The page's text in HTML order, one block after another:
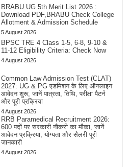
BRABU UG 5th Merit List 2026 :
Download PDF,BRABU Check College
Allotment & Admission Schedule
5 August 2026
BPSC TRE 4 Class 1-5, 6-8, 9-10 &
11-12 Eligibility Criteria: Check Now
4 August 2026
Common Law Admission Test (CLAT)
2027: UG & PG एडमिशन के लिए ऑनलाइन
आवेदन शुरू, जानें पात्रता, तिथि, परीक्षा पैटर्न
और पूरी प्रक्रिया
4 August 2026
RRB Paramedical Recruitment 2026:
600 पदों पर सरकारी नौकरी का मौका, जानें
आवेदन प्रक्रिया, योग्यता और सैलरी पूरी
जानकारी
4 August 2026